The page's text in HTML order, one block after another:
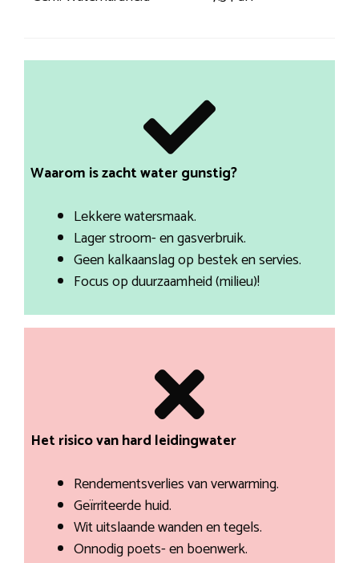
Waarom is zacht water gunstig?
Lekkere watersmaak.
Lager stroom- en gasverbruik.
Geen kalkaanslag op bestek en servies.
Focus op duurzaamheid (milieu)!
Het risico van hard leidingwater
Rendementsverlies van verwarming.
Geïrriteerde huid.
Wit uitslaande wanden en tegels.
Onnodig poets- en boenwerk.